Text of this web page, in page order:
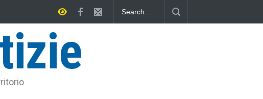
tarquiniese senza tomba